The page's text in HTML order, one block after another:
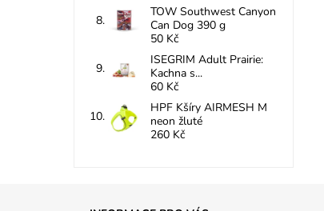
TOW Southwest Canyon
Can Dog 390 g
50 Kč
ISEGRIM Adult Prairie:
Kachna s...
60 Kč
HPF Kšíry AIRMESH M
neon žluté
260 Kč